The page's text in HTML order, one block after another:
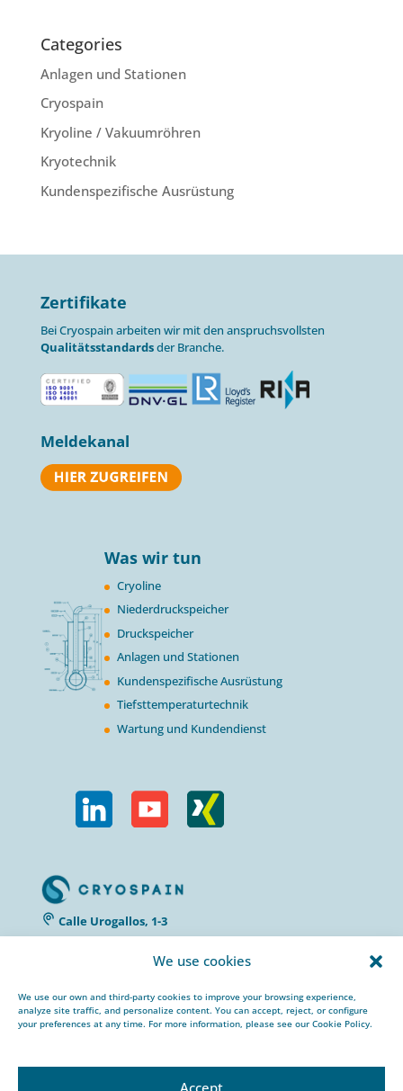
We use cookies
We use our own and third-party cookies to improve your browsing experience,
analyze site traffic, and personalize content. You can accept, reject, or configure
your preferences at any time. For more information, please see our Cookie Policy.
Accept
Categories
Anlagen und Stationen
Cryospain
Kryoline / Vakuumröhren
Kryotechnik
Kundenspezifische Ausrüstung
Zertifikate
Bei Cryospain arbeiten wir mit den anspruchsvollsten
Qualitätsstandardsder Branche.
Meldekanal
Was wir tun
Cryoline
Niederdruckspeicher
Druckspeicher
Anlagen und Stationen
Kundenspezifische Ausrüstung
Tiefsttemperaturtechnik
Wartung und Kundendienst
Calle Urogallos, 1-3
P.I. El Cascajal 28320
+34 912 959 367
cryospain@cryospain.com